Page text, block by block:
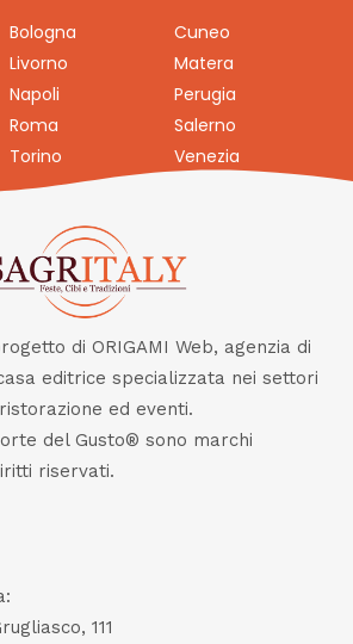
Bologna
Cuneo
Livorno
Matera
Napoli
Perugia
Roma
Salerno
Torino Venezia
di ORIGAMI Web, agenzia di
editrice specializzata nei settori
ed eventi.
del Gusto® sono marchi
riservati.
111